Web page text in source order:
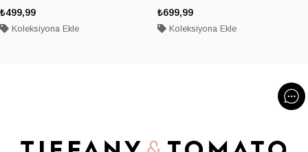
₺499,99
Koleksiyona Ekle
₺699,99
Koleksiyona Ekle